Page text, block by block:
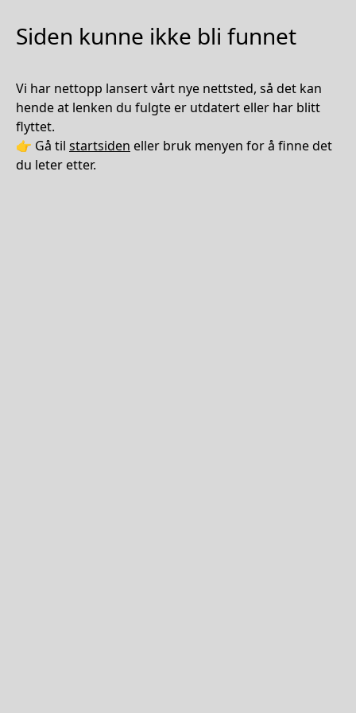
Siden kunne ikke bli funnet
Vi har nettopp lansert vårt nye nettsted, så det kan
hende at lenken du fulgte er utdatert eller har blitt
flyttet.
👉 Gå til startsiden eller bruk menyen for å finne det
du leter etter.